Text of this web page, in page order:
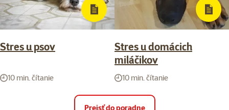
Stres u psov
10 min. čítanie
Stres u domácich
miláčikov
10 min. čítanie
Prejsť do poradne